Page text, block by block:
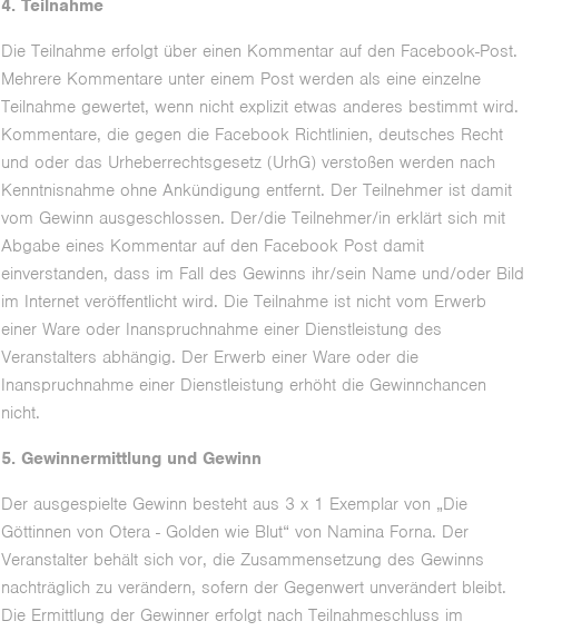
4. Teilnahme
Die Teilnahme erfolgt über einen Kommentar auf den Facebook-Post.
Mehrere Kommentare unter einem Post werden als eine einzelne
Teilnahme gewertet, wenn nicht explizit etwas anderes bestimmt wird.
Kommentare, die gegen die Facebook Richtlinien, deutsches Recht
und oder das Urheberrechtsgesetz (UrhG) verstoßen werden nach
Kenntnisnahme ohne Ankündigung entfernt. Der Teilnehmer ist damit
vom Gewinn ausgeschlossen. Der/die Teilnehmer/in erklärt sich mit
Abgabe eines Kommentar auf den Facebook Post damit
einverstanden, dass im Fall des Gewinns ihr/sein Name und/oder Bild
im Internet veröffentlicht wird. Die Teilnahme ist nicht vom Erwerb
einer Ware oder Inanspruchnahme einer Dienstleistung des
Veranstalters abhängig. Der Erwerb einer Ware oder die
Inanspruchnahme einer Dienstleistung erhöht die Gewinnchancen
nicht.
5. Gewinnermittlung und Gewinn
Der ausgespielte Gewinn besteht aus 3 x 1 Exemplar von „Die
Göttinnen von Otera - Golden wie Blut“ von Namina Forna. Der
Veranstalter behält sich vor, die Zusammensetzung des Gewinns
nachträglich zu verändern, sofern der Gegenwert unverändert bleibt.
Die Ermittlung der Gewinner erfolgt nach Teilnahmeschluss im